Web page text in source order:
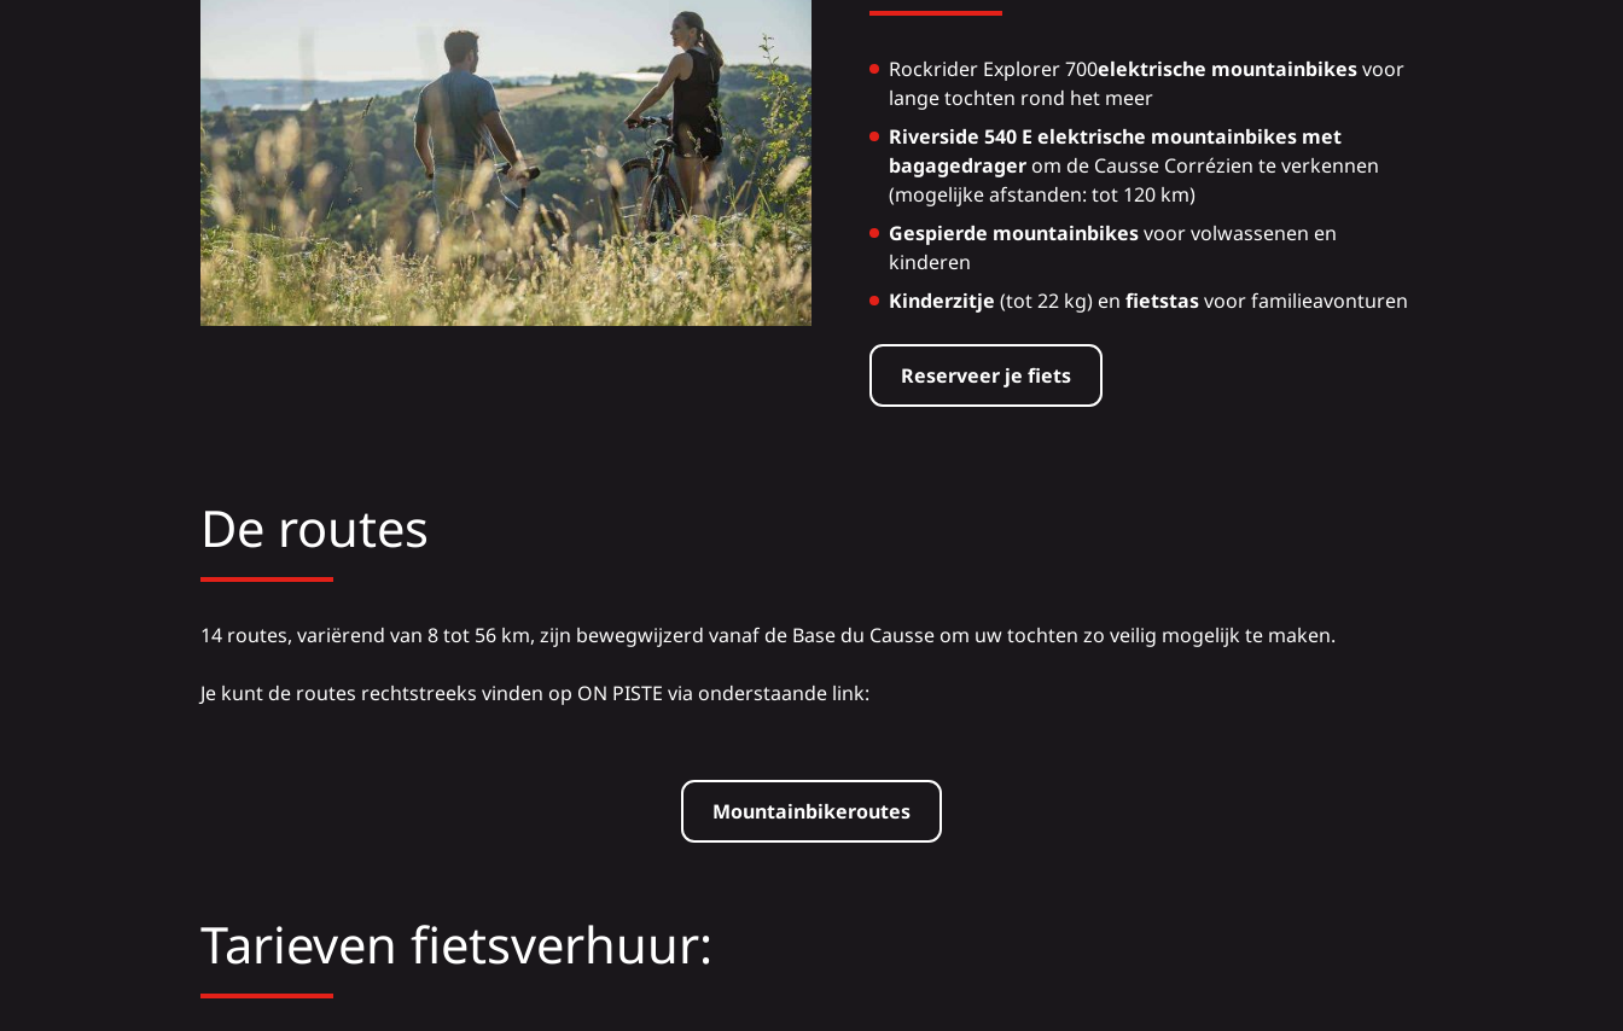
Rockrider Explorer 700elektrische mountainbikesvoor
lange tochten rond het meer
Riverside 540 E elektrische mountainbikes met
bagagedrager om de Causse Corrézien te verkennen
(mogelijke afstanden: tot 120 km)
Gespierde mountainbikesvoor volwassenen en
kinderen
Kinderzitje (tot 22 kg) en fietstasvoor familieavonturen
Reserveer je fiets
De routes
14 routes, variërend van 8 tot 56 km, zijn bewegwijzerd vanaf de Base du Causse om uw tochten zo veilig mogelijk te maken.
Je kunt de routes rechtstreeks vinden op ON PISTE via onderstaande link:
Mountainbikeroutes
Tarieven fietsverhuur: